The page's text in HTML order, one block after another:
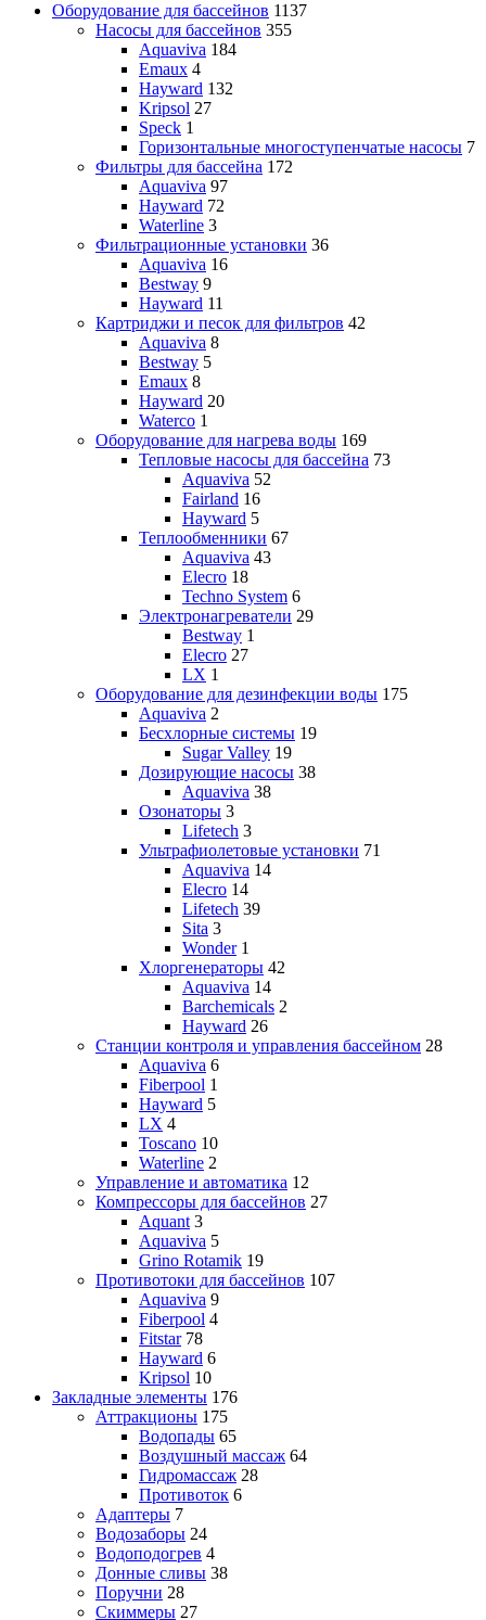
Оборудование для бассейнов 1137
Насосы для бассейнов 355
Aquaviva 184
Emaux 4
Hayward 132
Kripsol 27
Speck 1
Горизонтальные многоступенчатые насосы 7
Фильтры для бассейна 172
Aquaviva 97
Hayward 72
Waterline 3
Фильтрационные установки 36
Aquaviva 16
Bestway 9
Hayward 11
Картриджи и песок для фильтров 42
Aquaviva 8
Bestway 5
Emaux 8
Hayward 20
Waterco 1
Оборудование для нагрева воды 169
Тепловые насосы для бассейна 73
Aquaviva 52
Fairland 16
Hayward 5
Теплообменники 67
Aquaviva 43
Elecro 18
Techno System 6
Электронагреватели 29
Bestway 1
Elecro 27
LX 1
Оборудование для дезинфекции воды 175
Aquaviva 2
Бесхлорные системы 19
Sugar Valley 19
Дозирующие насосы 38
Aquaviva 38
Озонаторы 3
Lifetech 3
Ультрафиолетовые установки 71
Aquaviva 14
Elecro 14
Lifetech 39
Sita 3
Wonder 1
Хлоргенераторы 42
Aquaviva 14
Barchemicals 2
Hayward 26
Станции контроля и управления бассейном 28
Aquaviva 6
Fiberpool 1
Hayward 5
LX 4
Toscano 10
Waterline 2
Управление и автоматика 12
Компрессоры для бассейнов 27
Aquant 3
Aquaviva 5
Grino Rotamik 19
Противотоки для бассейнов 107
Aquaviva 9
Fiberpool 4
Fitstar 78
Hayward 6
Kripsol 10
Закладные элементы 176
Аттракционы 175
Водопады 65
Воздушный массаж 64
Гидромассаж 28
Противоток 6
Адаптеры 7
Водозаборы 24
Водоподогрев 4
Донные сливы 38
Поручни 28
Скиммеры 27